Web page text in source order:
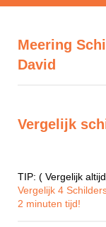
Meering
David
Vergelijk
TIP: ( Vergelijk
Vergelijk 4
2 minuten tijd!